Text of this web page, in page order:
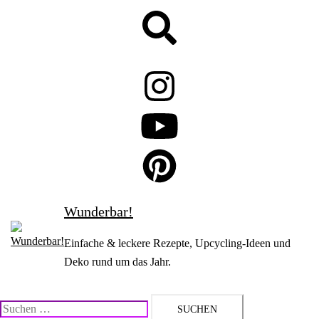
Wunderbar!
Einfache & leckere Rezepte, Upcycling-Ideen und
Deko rund um das Jahr.
Suchen